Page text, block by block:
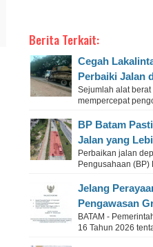
Berita Terkait:
Cegah
Perbaiki Jalan
Sejumlah alat
mempercepat
BP Batam
Jalan yang
Perbaikan jalan
Pengusahaan (BP)
Jelang
Pengawasan
BATAM -
16 Tahun 2026